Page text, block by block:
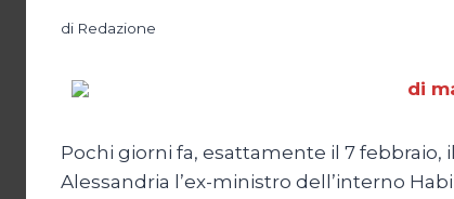
di Redazione
di
Pochi giorni fa, esattamente il 7 febbraio,
Alessandria l’ex-ministro dell’interno